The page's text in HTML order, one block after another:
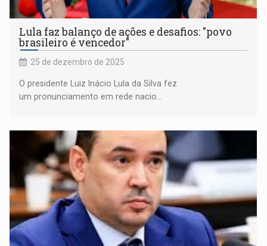
Lula faz balanço de ações e desafios: "povo
brasileiro é vencedor"
25 de dezembro de 2025
O presidente Luiz Inácio Lula da Silva fez
um pronunciamento em rede nacio...